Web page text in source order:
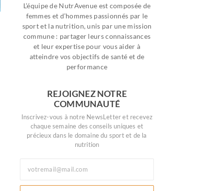
L’équipe de NutrAvenue est composée de
femmes et d’hommes passionnés par le
sport et la nutrition, unis par une mission
commune : partager leurs connaissances
et leur expertise pour vous aider à
atteindre vos objectifs de santé et de
performance
REJOIGNEZ NOTRE
COMMUNAUTÉ
Inscrivez-vous à notre NewsLetter et recevez
chaque semaine des conseils uniques et
précieux dans le domaine du sport et de la
nutrition